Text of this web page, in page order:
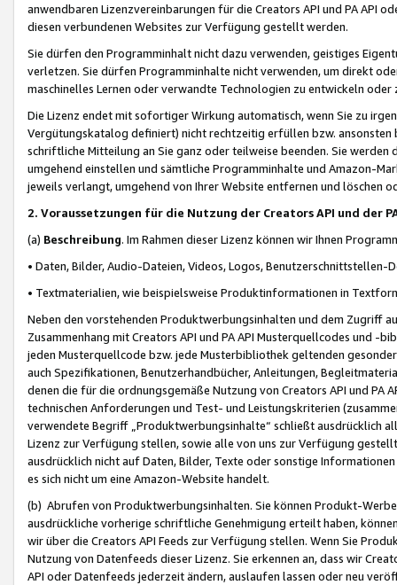
anwendbaren Lizenzvereinbarungen für die Creators API und PA API
diesen verbundenen Websites zur Verfügung gestellt werden.
Sie dürfen den Programminhalt nicht dazu verwenden, geistiges
verletzen. Sie dürfen Programminhalte nicht verwenden, um direkt
maschinelles Lernen oder verwandte Technologien zu entwickeln
Die Lizenz endet mit sofortiger Wirkung automatisch, wenn Sie zu
Vergütungskatalog definiert) nicht rechtzeitig erfüllen bzw. ansonsten
schriftliche Mitteilung an Sie ganz oder teilweise beenden. Sie werden
umgehend einstellen und sämtliche Programminhalte und Amazon-
jeweils verlangt, umgehend von Ihrer Website entfernen und löschen
2. Voraussetzungen für die Nutzung der Creators API und der
(a) Beschreibung. Im Rahmen dieser Lizenz können wir Ihnen
• Daten, Bilder, Audio-Dateien, Videos, Logos, Benutzerschnittstellen-
• Textmaterialien, wie beispielsweise Produktinformationen in
Neben den vorstehenden Produktwerbungsinhalten und dem Zugriff
Zusammenhang mit Creators API und PA API Musterquellcodes und
jeden Musterquellcode bzw. jede Musterbibliothek geltenden
auch Spezifikationen, Benutzerhandbücher, Anleitungen,
denen die für die ordnungsgemäße Nutzung von Creators API und PA
technischen Anforderungen und Test- und Leistungskriterien
verwendete Begriff „Produktwerbungsinhalte“ schließt ausdrücklich
Lizenz zur Verfügung stellen, sowie alle von uns zur Verfügung
ausdrücklich nicht auf Daten, Bilder, Texte oder sonstige
es sich nicht um eine Amazon-Website handelt.
(b) Abrufen von Produktwerbungsinhalten. Sie können Produkt-
ausdrückliche vorherige schriftliche Genehmigung erteilt haben,
wir über die Creators API Feeds zur Verfügung stellen. Wenn Sie
Nutzung von Datenfeeds dieser Lizenz. Sie erkennen an, dass wir
API oder Datenfeeds jederzeit ändern, auslaufen lassen oder neu